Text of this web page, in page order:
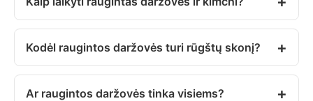
Kodėl raugintos daržovės turi rūgštų skonį?
Ar raugintos daržovės tinka visiems?